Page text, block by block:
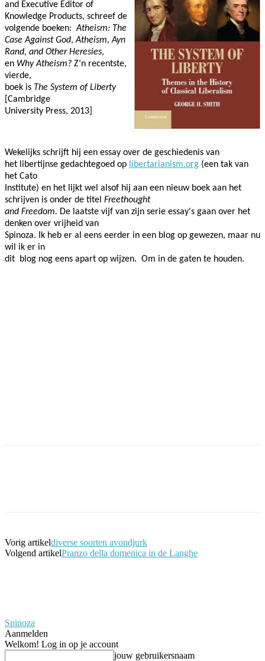
and Executive Editor of
Knowledge Products, schreef de
volgende boeken:Atheism: The
Case Against God,Atheism, Ayn
Rand, and Other Heresies,
en Why Atheism? Z’n recentste,
vierde,
boek is The System of Liberty
[Cambridge
University Press, 2013]
Wekelijks schrijft hij een essay over de geschiedenis van
het libertijnse gedachtegoed op libertarianism.org (een tak van
het Cato
Institute) en het lijkt wel alsof hij aan een nieuw boek aan het
schrijven is onder de titel Freethought
and Freedom. De laatste vijf van zijn serie essay's gaan over het
denken over vrijheid van
Spinoza. Ik heb er al eens eerder in een blog op gewezen, maar nu
wil ik er in
dit blog nog eens apart op wijzen. Om in de gaten te houden.
Vorig artikeldiverse soorten avondjurk
Volgend artikelPranzo della domenica in de Langhe
Spinoza
Aanmelden
Welkom! Log in op je account
jouw gebruikersnaam